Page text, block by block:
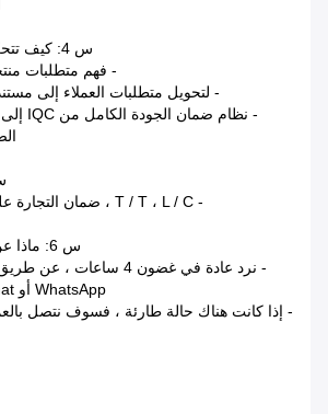
س 4: كيف تتحكم في جودة المنتج؟
- فهم متطلبات
- لتحويل متطلبات العملاء إلى
س 5:
- T / T ، L / C ، ضمان التجارة علي ، ويسترن يونيون.
س 6: ماذا عن خدمة ما بعد البيع؟
- نرد عادة في غضون 4 ساعات
WhatsApp أو Wechat وما إلى ذلك ؛
- إذا كانت هناك حالة طارئة ، فسوف نتصل